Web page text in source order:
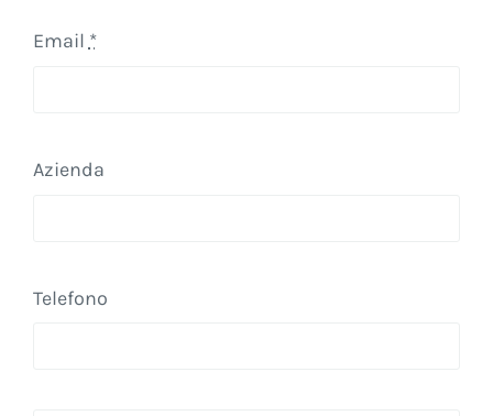
Email *
Azienda
Telefono